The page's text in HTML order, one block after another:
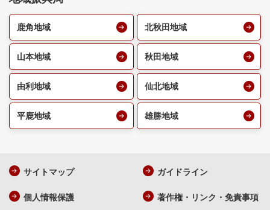
鹿角地域 北秋田地域
山本地域 秋田地域
由利地域 仙北地域
平鹿地域 雄勝地域
サイトマップ ガイドライン
個人情報保護 著作権・リンク・免責事項